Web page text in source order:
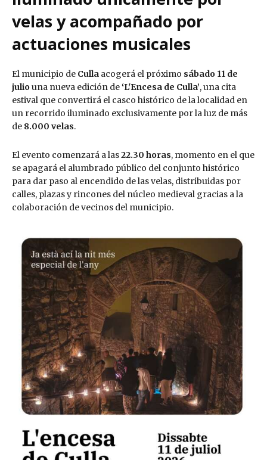
velas y acompañado por
actuaciones musicales
El municipio de Culla acogerá el próximo sábado 11 de
juliouna nueva edición de ‘L'Encesa de Culla’, una cita
estival que convertirá el casco histórico de la localidad en
un recorrido iluminado exclusivamente por la luz de más
de 8.000 velas.
El evento comenzará a las22.30 horas, momento en el que
se apagará el alumbrado público del conjunto histórico
para dar paso al encendido de las velas, distribuidas por
calles, plazas y rincones del núcleo medieval gracias a la
colaboración de vecinos del municipio.